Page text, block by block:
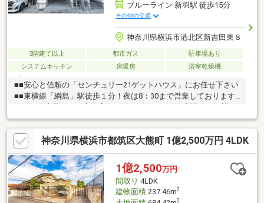
ブルーライン 新羽駅 徒歩15分
その他の交通
神奈川県横浜市港北区新吉田東８
3階建て以上 都市ガス
駐車場あり
システムキッチン
床暖房 浴室乾燥機
■■安心と信頼の「センチュリー21ゲットハウス」にお任せ下さい
■■東横線「綱島」駅徒歩１分！夜は8：30まで営業しております
聞かせください！●住宅には興味があるけど何から始めたらいい
の？●条件に合った物件をチョイスして欲しい●賃貸と売買の違い
は？●今の収入でどれくらいのローンが組めるか知りたい不動産
購入には様々な「？」に遭遇します将来に関わる大きなお買い物
になりますのでライフプランのアドバイスやご提案もさせていた
だきます！急なご依頼も大歓迎！スピーディーに対応いたしま
す！
神奈川県横浜市都筑区大熊町 1億2,500万円 4LDK
1億2,500万円
間取り 4LDK
建物面積237.46m2
2